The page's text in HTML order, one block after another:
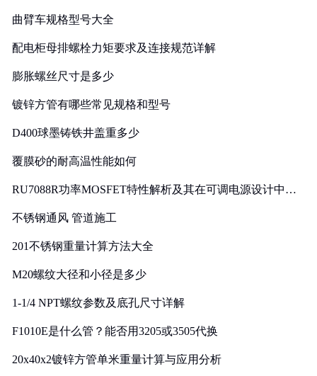
曲臂车规格型号大全
配电柜母排螺栓力矩要求及连接规范详解
膨胀螺丝尺寸是多少
镀锌方管有哪些常见规格和型号
D400球墨铸铁井盖重多少
覆膜砂的耐高温性能如何
RU7088R功率MOSFET特性解析及其在可调电源设计中的
不锈钢通风 管道施工
201不锈钢重量计算方法大全
M20螺纹大径和小径是多少
1-1/4 NPT螺纹参数及底孔尺寸详解
F1010E是什么管？能否用3205或3505代换
20x40x2镀锌方管单米重量计算与应用分析